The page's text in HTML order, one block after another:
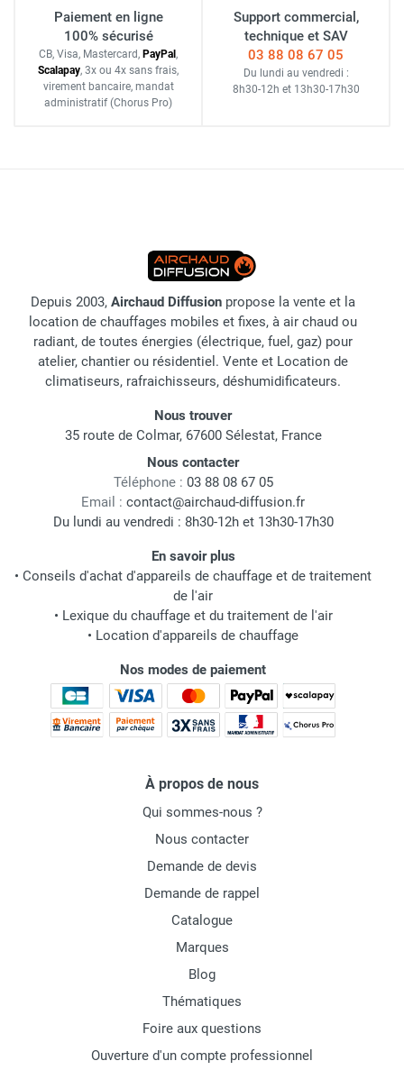
Paiement en ligne
100% sécurisé
CB, Visa, Mastercard, PayPal ,
Scalapay, 3x ou 4x sans frais,
virement bancaire, mandat
administratif (Chorus Pro)
Support commercial,
technique et SAV
03 88 08 67 05
Du lundi au vendredi :
8h30-12h et 13h30-17h30
Depuis 2003, Airchaud Diffusion propose la vente et la
location de chauffages mobiles et fixes, à air chaud ou
radiant, de toutes énergies (électrique, fuel, gaz) pour
atelier, chantier ou résidentiel. Vente et Location de
climatiseurs, rafraichisseurs, déshumidificateurs.
Nous trouver
35 route de Colmar, 67600 Sélestat, France
Nous contacter
Téléphone : 03 88 08 67 05
Email : contact@airchaud-diffusion.fr
Du lundi au vendredi : 8h30-12h et 13h30-17h30
En savoir plus
• Conseils d'achat d'appareils de chauffage et de traitement
de l'air
• Lexique du chauffage et du traitement de l'air
• Location d'appareils de chauffage
Nos modes de paiement
À propos de nous
Qui sommes-nous ?
Nous contacter
Demande de devis
Demande de rappel
Catalogue
Marques
Blog
Thématiques
Foire aux questions
Ouverture d'un compte professionnel